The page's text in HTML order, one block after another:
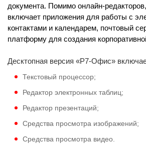
документа. Помимо онлайн-
включает приложения для работы с
контактами и календарем, почтовый
платформу для создания
Десктопная версия «Р7-Офис»
Текстовый процессор;
Редактор электронных таблиц;
Редактор презентаций;
Средства просмотра изображений;
Средства просмотра видео.